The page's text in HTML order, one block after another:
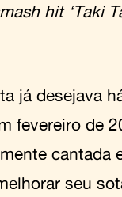
hit ‘Taki
já desejava
fevereiro de
cantada
seu